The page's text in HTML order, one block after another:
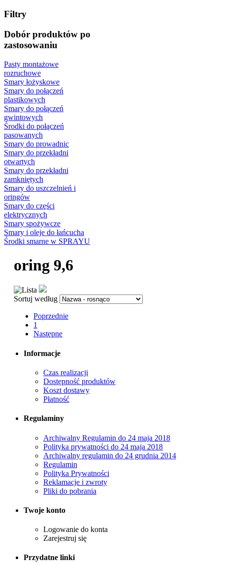
Filtry
Dobór produktów po
zastosowaniu
Pasty montażowe
rozruchowe
Smary łożyskowe
Smary do połączeń
plastikowych
Smary do połączeń
gwintowych
Środki do połączeń
pasowanych
Smary do prowadnic
Smary do przekładni
otwartych
Smary do przekładni
zamkniętych
Smary do uszczelnień i
oringów
Smary do części
elektrycznych
Smary spożywcze
Smary i oleje do łańcucha
Środki smarne w SPRAYU
oring 9,6
Sortuj według
Poprzednie
1
Następne
Informacje
Czas realizacji
Dostępność produktów
Koszt dostawy
Płatność
Regulaminy
Archiwalny Regulamin do 24 maja 2018
Polityka prywatności do 24 maja 2018
Archiwalny regulamin do 24 grudnia 2014
Regulamin
Polityka Prywatności
Reklamacje i zwroty
Pliki do pobrania
Twoje konto
Logowanie do konta
Zarejestruj się
Przydatne linki